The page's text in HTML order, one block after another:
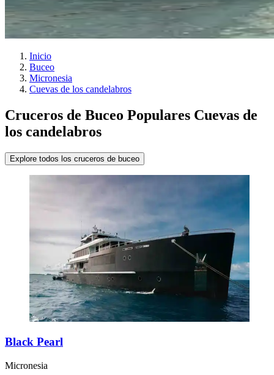
Inicio
Buceo
Micronesia
Cuevas de los candelabros
Cruceros de Buceo Populares Cuevas de
los candelabros
Explore todos los cruceros de buceo
Black Pearl
Micronesia